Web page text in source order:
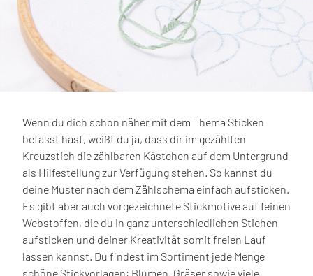
Wenn du dich schon näher mit dem Thema Sticken
befasst hast, weißt du ja, dass dir im gezählten
Kreuzstich die zählbaren Kästchen auf dem Untergrund
als Hilfestellung zur Verfügung stehen. So kannst du
deine Muster nach dem Zählschema einfach aufsticken.
Es gibt aber auch vorgezeichnete Stickmotive auf feinen
Webstoffen, die du in ganz unterschiedlichen Stichen
aufsticken und deiner Kreativität somit freien Lauf
lassen kannst. Du findest im Sortiment jede Menge
schöne Stickvorlagen: Blumen, Gräser sowie viele